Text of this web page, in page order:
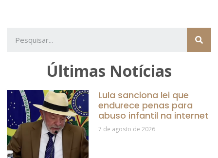
Últimas Notícias
Lula sanciona lei que
endurece penas para
abuso infantil na internet
7 de agosto de 2026